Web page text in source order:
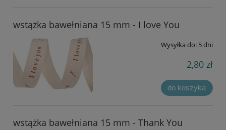
wstążka bawełniana 15 mm - I love You
Wysyłka do: 5 dni
2,80 zł
do koszyka
wstążka bawełniana 15 mm - Thank You